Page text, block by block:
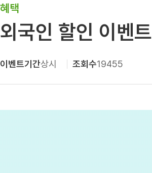
혜택
외국인 할인 이벤트
이벤트기간상시 조회수19455